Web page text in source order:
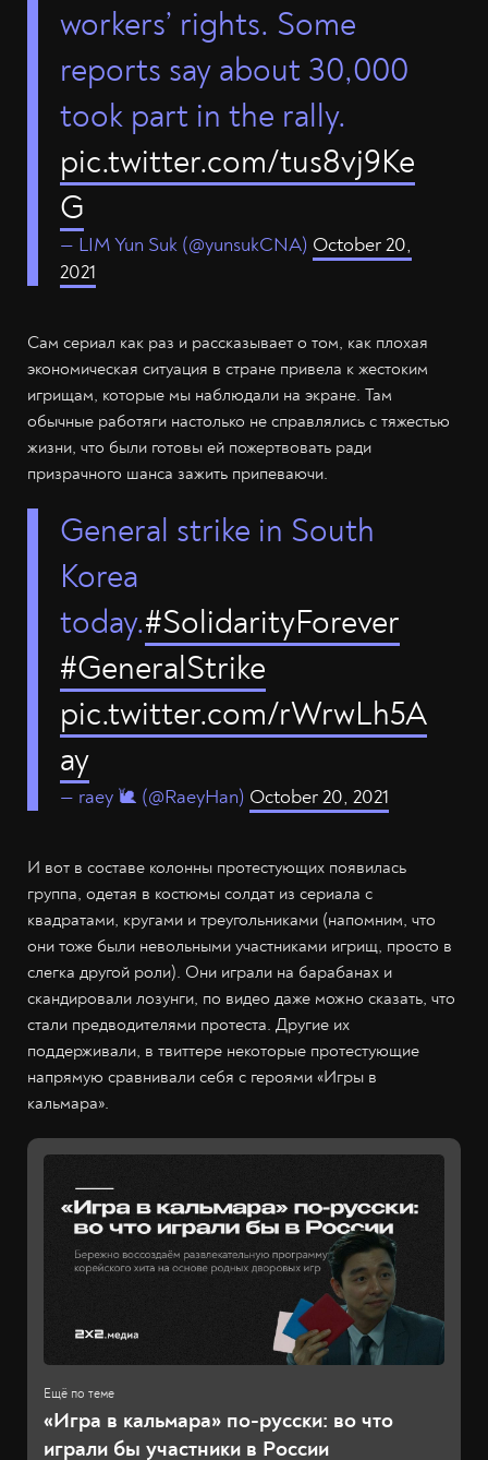
workers’ rights. Some
reports say about 30,000
took part in the rally.
pic.twitter.com/tus8vj9Ke
G
— LIM Yun Suk (@yunsukCNA) October 20,
2021
Сам сериал как раз и рассказывает о том, как плохая
экономическая ситуация в стране привела к жестоким
игрищам, которые мы наблюдали на экране. Там
обычные работяги настолько не справлялись с тяжестью
жизни, что были готовы ей пожертвовать ради
призрачного шанса зажить припеваючи.
General strike in South
Korea
today.#SolidarityForever
#GeneralStrike
pic.twitter.com/rWrwLh5A
ay
— raey 🐌 (@RaeyHan) October 20, 2021
И вот в составе колонны протестующих появилась
группа, одетая в костюмы солдат из сериала с
квадратами, кругами и треугольниками (напомним, что
они тоже были невольными участниками игрищ, просто в
слегка другой роли). Они играли на барабанах и
скандировали лозунги, по видео даже можно сказать, что
стали предводителями протеста. Другие их
поддерживали, в твиттере некоторые протестующие
напрямую сравнивали себя с героями «Игры в
кальмара».
«Игра в кальмара» по-русски: во что
играли бы участники в России